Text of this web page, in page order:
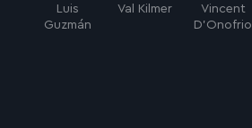
Luis
Guzmán
Val Kilmer
Vincent
D'Onofrio